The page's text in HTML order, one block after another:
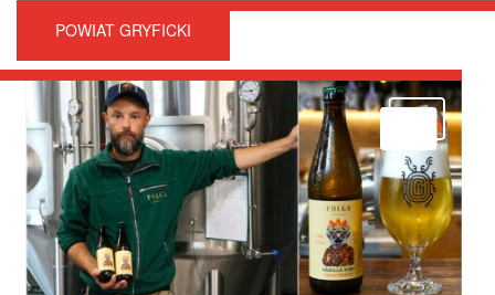
POWIAT GRYFICKI